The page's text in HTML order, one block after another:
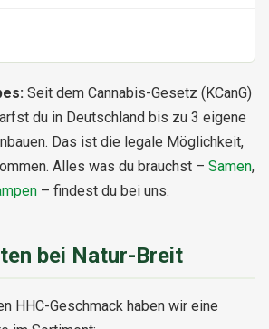
Seit dem Cannabis-Gesetz (KCanG)
du in Deutschland bis zu 3 eigene
Das ist die legale Möglichkeit,
Alles was du brauchst – Samen,
– findest du bei uns.
bei Natur-Breit
HHC-Geschmack haben wir eine